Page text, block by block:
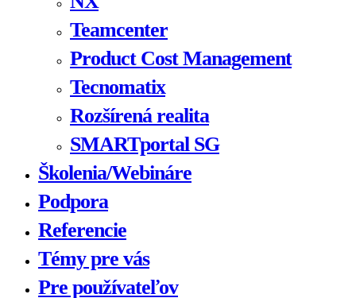
Teamcenter
Product Cost Management
Tecnomatix
Rozšírená realita
SMARTportal SG
Školenia/Webináre
Podpora
Referencie
Témy pre vás
Pre používateľov